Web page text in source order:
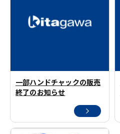
一部ハンドチャックの販売
終了のお知らせ